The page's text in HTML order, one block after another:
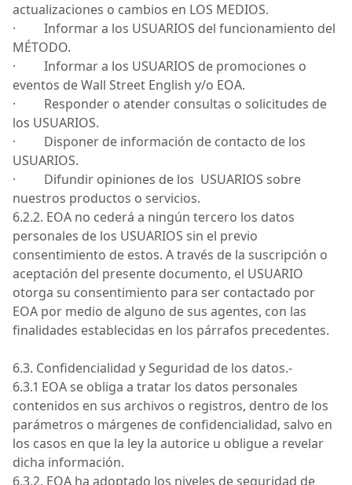
actualizaciones o cambios en LOS MEDIOS.
· Informar a los USUARIOS del funcionamiento del
MÉTODO.
· Informar a los USUARIOS de promociones o
eventos de Wall Street English y/o EOA.
· Responder o atender consultas o solicitudes de
los USUARIOS.
· Disponer de información de contacto de los
USUARIOS.
· Difundir opiniones de los USUARIOS sobre
nuestros productos o servicios.
6.2.2. EOA no cederá a ningún tercero los datos
personales de los USUARIOS sin el previo
consentimiento de estos. A través de la suscripción o
aceptación del presente documento, el USUARIO
otorga su consentimiento para ser contactado por
EOA por medio de alguno de sus agentes, con las
finalidades establecidas en los párrafos precedentes.
6.3. Confidencialidad y Seguridad de los datos.-
6.3.1 EOAse obliga a tratar los datos personales
contenidos en sus archivos o registros, dentro de los
parámetros o márgenes de confidencialidad, salvo en
los casos en que la ley la autorice u obligue a revelar
dicha información.
6.3.2. EOA ha adoptado los niveles de seguridad de